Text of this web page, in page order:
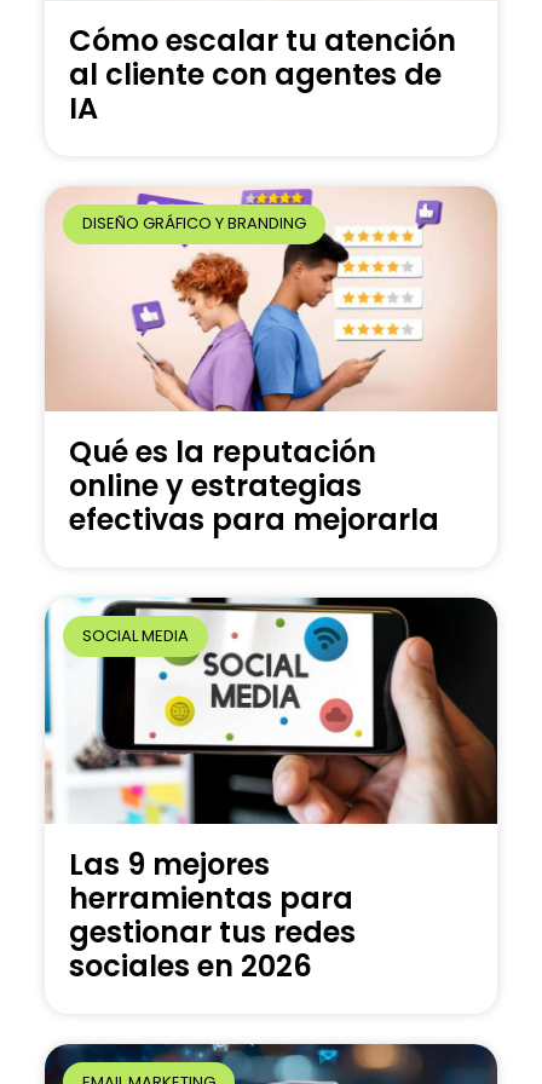
Cómo escalar tu atención
al cliente con agentes de
IA
DISEÑO GRÁFICO Y BRANDING
Qué es la reputación
online y estrategias
efectivas para mejorarla
SOCIAL MEDIA
Las 9 mejores
herramientas para
gestionar tus redes
sociales en 2026